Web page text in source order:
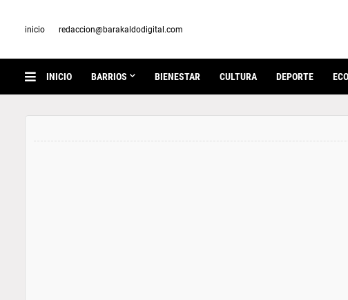
inicio redaccion@barakaldodigital.com
INICIO BARRIOS BIENESTAR CULTURA DEPORTE